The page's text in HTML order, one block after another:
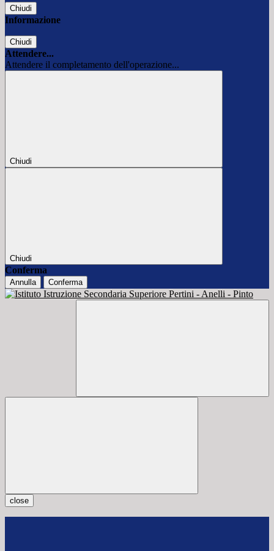
Chiudi
Informazione
Chiudi
Attendere...
Attendere il completamento dell'operazione...
Chiudi
Chiudi
Conferma
Annulla Conferma
close